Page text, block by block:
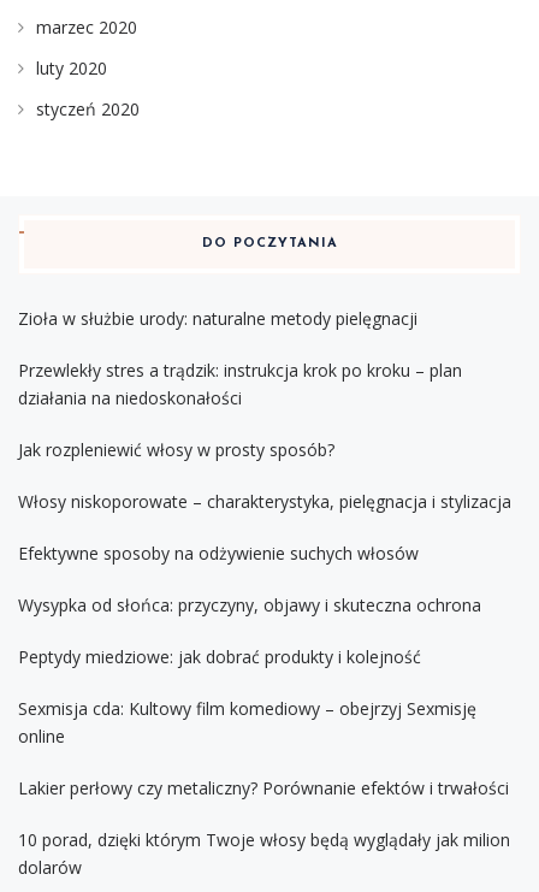
marzec 2020
luty 2020
styczeń 2020
DO POCZYTANIA
Zioła w służbie urody: naturalne metody pielęgnacji
Przewlekły stres a trądzik: instrukcja krok po kroku – plan
działania na niedoskonałości
Jak rozpleniewić włosy w prosty sposób?
Włosy niskoporowate – charakterystyka, pielęgnacja i stylizacja
Efektywne sposoby na odżywienie suchych włosów
Wysypka od słońca: przyczyny, objawy i skuteczna ochrona
Peptydy miedziowe: jak dobrać produkty i kolejność
Sexmisja cda: Kultowy film komediowy – obejrzyj Sexmisję
online
Lakier perłowy czy metaliczny? Porównanie efektów i trwałości
10 porad, dzięki którym Twoje włosy będą wyglądały jak milion
dolarów